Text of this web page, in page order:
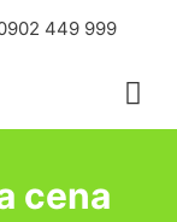
449 999
cena